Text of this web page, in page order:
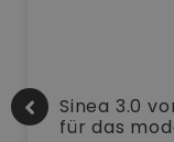
Sinea 3.0
für das